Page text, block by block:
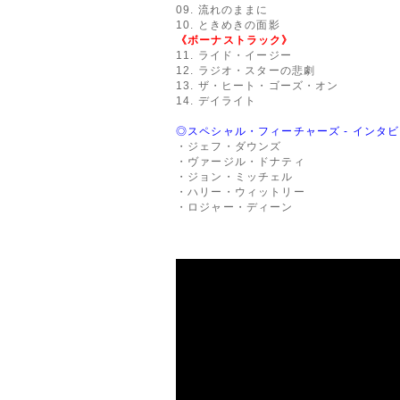
09. 流れのままに
10. ときめきの面影
《ボーナストラック》
11. ライド・イージー
12. ラジオ・スターの悲劇
13. ザ・ヒート・ゴーズ・オン
14. デイライト
◎スペシャル・フィーチャーズ - インタ
・ジェフ・ダウンズ
・ヴァージル・ドナティ
・ジョン・ミッチェル
・ハリー・ウィットリー
・ロジャー・ディーン